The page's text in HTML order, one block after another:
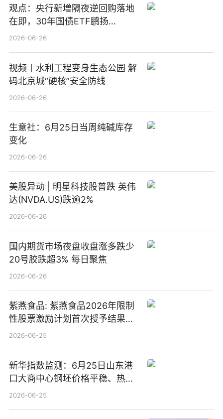
观点：央行新增隔夜逆回购落地
在即，30年国债ETF鹏扬
(511090) 盘中小幅上涨
2026-06-26
视频丨水利工程变身生态公园 解
码北京城“硬核”安全防线
2026-06-26
生意社：6月25日当周纯碱库存
变化
2026-06-26
美股异动 | 明星科技股普跌 英伟
达(NVDA.US)跌逾2%
2026-06-26
国内期货市场夜盘收盘涨多跌少
20号胶跌超3% 每日聚焦
2026-06-26
紫燕食品: 紫燕食品2026年限制
性股票激励计划首次授予结果公
告-微资讯
2026-06-25
新华指数监测：6月25日山东港
口大商中心钢坯价格平稳、热轧
C料价格微幅下跌
2026-06-25